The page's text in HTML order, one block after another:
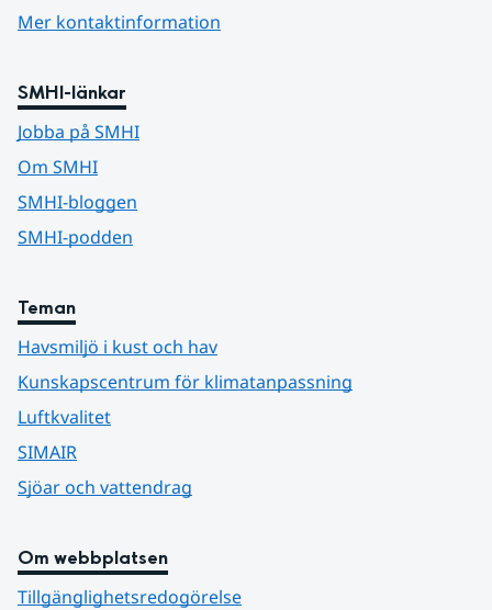
Mer kontaktinformation
SMHI-länkar
Jobba på SMHI
Om SMHI
SMHI-bloggen
SMHI-podden
Teman
Havsmiljö i kust och hav
Kunskapscentrum för klimatanpassning
Luftkvalitet
SIMAIR
Sjöar och vattendrag
Om webbplatsen
Tillgänglighetsredogörelse